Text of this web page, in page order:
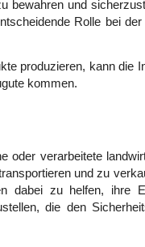
bewahren und
Rolle bei der
produzieren, kann die
kommen.
oder verarbeitete
und zu
dabei zu helfen, ihre
die den